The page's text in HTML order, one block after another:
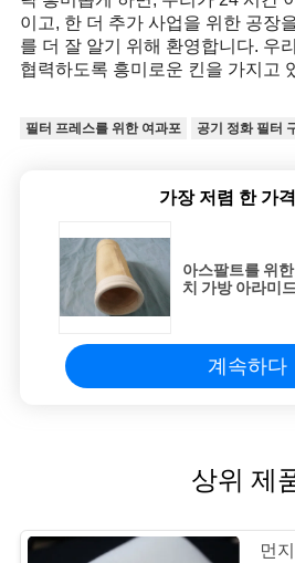
이고, 한 더 추가 사업을 위한 공장
를 더 잘 알기 위해 환영합니다. 우
협력하도록 흥미로운 킨을 가지고
필터 프레스를 위한 여과포 공기 정화 필터
가장 저렴 한 가
아스팔트를 위
치 가방 아라미
계속하다
상위 제
먼